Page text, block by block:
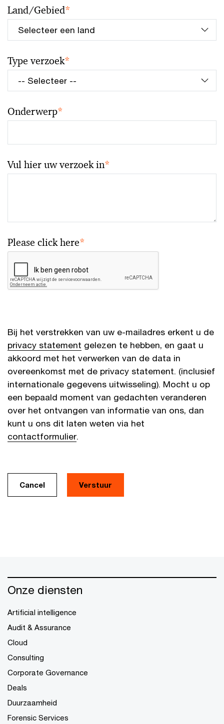
Land/Gebied*
Type verzoek*
Onderwerp*
Vul hier uw verzoek in*
Please click here*
Bij het verstrekken van uw e-mailadres erkent u de
privacy statement gelezen te hebben, en gaat u
akkoord met het verwerken van de data in
overeenkomst met de privacy statement. (inclusief
internationale gegevens uitwisseling). Mocht u op
een bepaald moment van gedachten veranderen
over het ontvangen van informatie van ons, dan
kunt u ons dit laten weten via het
contactformulier.
Cancel
Onze diensten
Artificial intelligence
Audit & Assurance
Cloud
Consulting
Corporate Governance
Deals
Duurzaamheid
Forensic Services